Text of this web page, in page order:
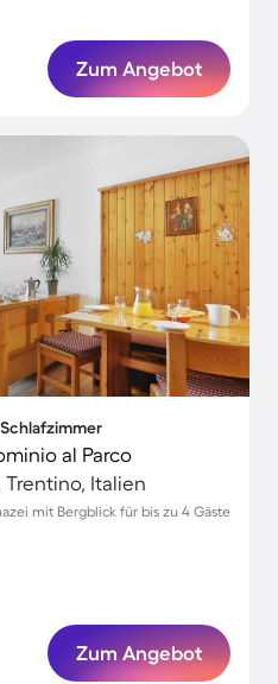
Zum Angebot
Schlafzimmer
al Parco
Italien
mit Bergblick für bis zu 4 Gäste
Zum Angebot